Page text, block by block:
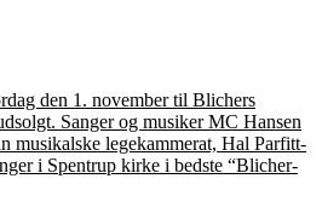
den 1. november til Blichers
Sanger og musiker MC Hansen
musikalske legekammerat, Hal Parfitt-
i Spentrup kirke i bedste “Blicher-